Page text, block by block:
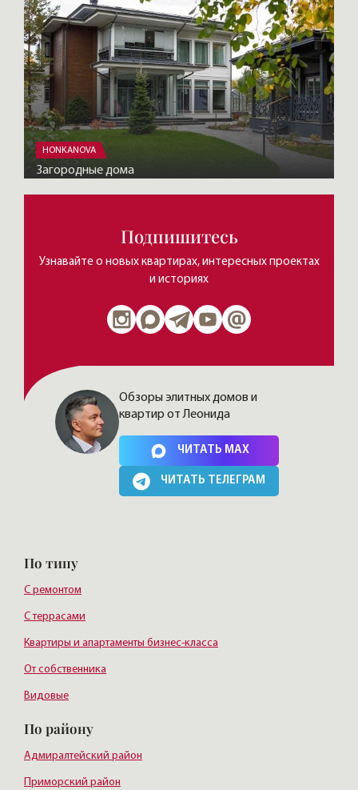
HONKANOVA
Загородные дома
Подпишитесь
Узнавайте о новых квартирах, интересных проектах
и историях
Нажимая на кнопку, Вы соглашаетесь cполитикой сайта
Обзоры элитных домов и
квартир от Леонида
ЧИТАТЬ MAX
ЧИТАТЬ ТЕЛЕГРАМ
По типу
С ремонтом
С террасами
Квартиры и апартаменты бизнес-класса
От собственника
Видовые
По району
Адмиралтейский район
Приморский район